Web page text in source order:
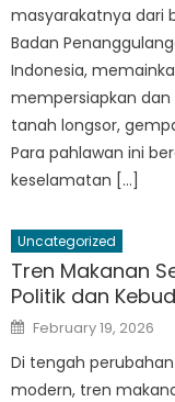
masyarakatnya dari
Badan
Indonesia,
mempersiapkan
tanah longsor,
Para pahlawan ini
keselamatan […]
Uncategorized
Tren Makanan
Politik dan
Posted
on
February 19, 2026
Di tengah
modern, tren